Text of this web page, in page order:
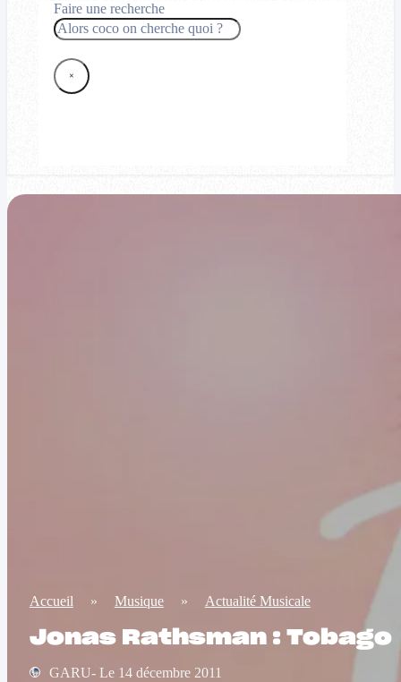
Faire une recherche
Rechercher
×
Accueil » Musique » Actualité Musicale
Jonas Rathsman : Tobago
GARU- Le 14 décembre 2011